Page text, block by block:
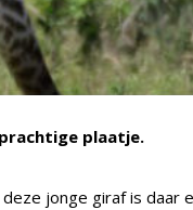
plaatje.
jonge giraf is daar